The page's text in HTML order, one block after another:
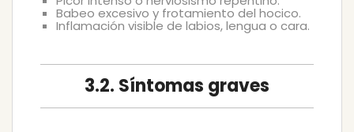
Babeo excesivo y frotamiento del hocico.
Inflamación visible de labios, lengua o cara.
3.2. Síntomas graves